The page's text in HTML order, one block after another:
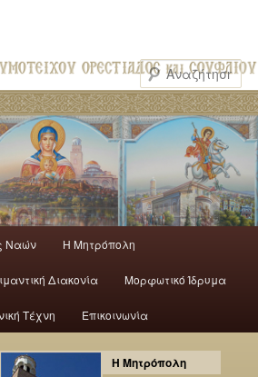
Ναών H Mητρόπολη
Διακονία Μορφωτικό Ίδρυμα
Τέχνη Επικοινωνία
Η Μητρόπολη